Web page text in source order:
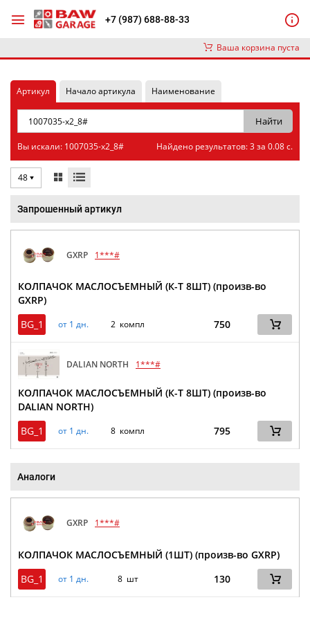
+7 (987) 688-88-33
Ваша корзина пуста
Артикул Начало артикула Наименование
Вы искали: 1007035-x2_8# Найдено результатов: 3 за 0.08 с.
48
Запрошенный артикул
GXRP 1***#
КОЛПАЧОК МАСЛОСЪЕМНЫЙ (К-Т 8ШТ) (произв-во
GXRP)
BG_1
от 1 дн. 2 компл 750
DALIAN NORTH 1***#
КОЛПАЧОК МАСЛОСЪЕМНЫЙ (К-Т 8ШТ) (произв-во
DALIAN NORTH)
BG_1
от 1 дн. 8 компл 795
Аналоги
GXRP 1***#
КОЛПАЧОК МАСЛОСЪЕМНЫЙ (1ШТ) (произв-во GXRP)
BG_1
от 1 дн. 8 шт 130